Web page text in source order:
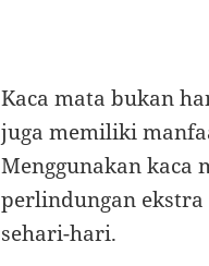
Kaca mata bukan
juga memiliki
Menggunakan
perlindungan
sehari-hari.